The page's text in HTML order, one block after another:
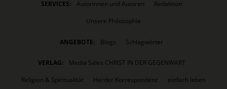
SERVICES: Autorinnen und Autoren
Redaktion
Unsere Philosophie
ANGEBOTE: Blogs Schlagwörter
VERLAG:
Media Sales CHRIST IN DER GEGENWART
Religion & Spiritualität
Herder Korrespondenz
einfach leben